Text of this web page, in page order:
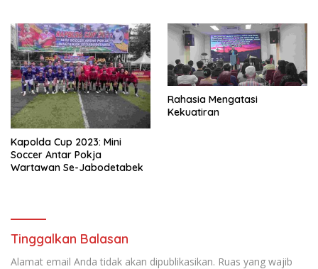
Kapolda Cup 2023: Mini
Soccer Antar Pokja
Wartawan Se-Jabodetabek
Rahasia Mengatasi
Kekuatiran
Tinggalkan Balasan
Alamat email Anda tidak akan dipublikasikan. Ruas yang wajib